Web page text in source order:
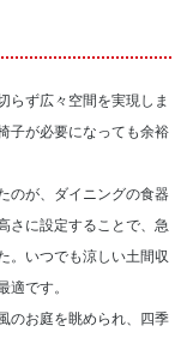
らず広々空間を実現しま
子が必要になっても余裕
のが、ダイニングの食器
さに設定することで、急
。いつでも涼しい土間収
です。
のお庭を眺められ、四季